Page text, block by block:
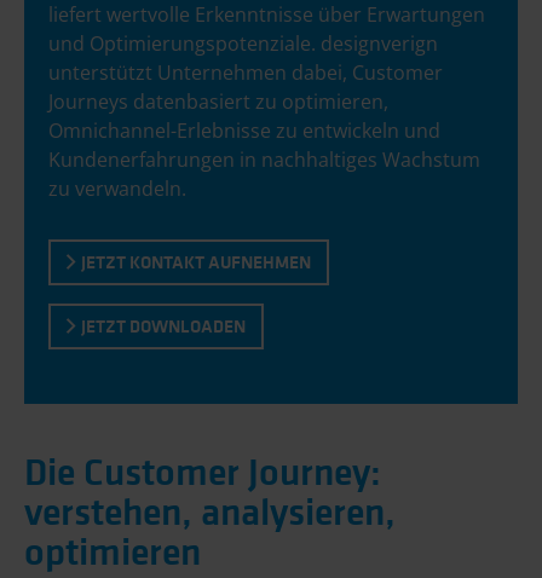
liefert wertvolle Erkenntnisse über Erwartungen
und Optimierungspotenziale. designverign
unterstützt Unternehmen dabei, Customer
Journeys datenbasiert zu optimieren,
Omnichannel-Erlebnisse zu entwickeln und
Kundenerfahrungen in nachhaltiges Wachstum
zu verwandeln.
JETZT KONTAKT AUFNEHMEN
JETZT DOWNLOADEN
Die Customer Journey:
verstehen, analysieren,
optimieren